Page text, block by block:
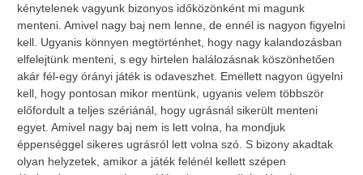
kénytelenek vagyunk bizonyos időközönként mi magunk
menteni. Amivel nagy baj nem lenne, de ennél is nagyon figyelni
kell. Ugyanis könnyen megtörténhet, hogy nagy kalandozásban
elfelejtünk menteni, s egy hirtelen halálozásnak köszönhetően
akár fél-egy órányi játék is odaveszhet. Emellett nagyon ügyelni
kell, hogy pontosan mikor mentünk, ugyanis velem többször
előfordult a teljes szériánál, hogy ugrásnál sikerült menteni
egyet. Amivel nagy baj nem is lett volna, ha mondjuk
éppenséggel sikeres ugrásról lett volna szó. S bizony akadtak
olyan helyzetek, amikor a játék felénél kellett szépen